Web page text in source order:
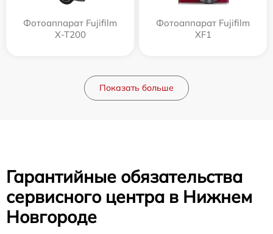
Фотоаппарат Fujifilm
X-T200
Фотоаппарат Fujifilm
XF1
Показать больше
Гарантийные обязательства
сервисного центра в Нижнем
Новгороде